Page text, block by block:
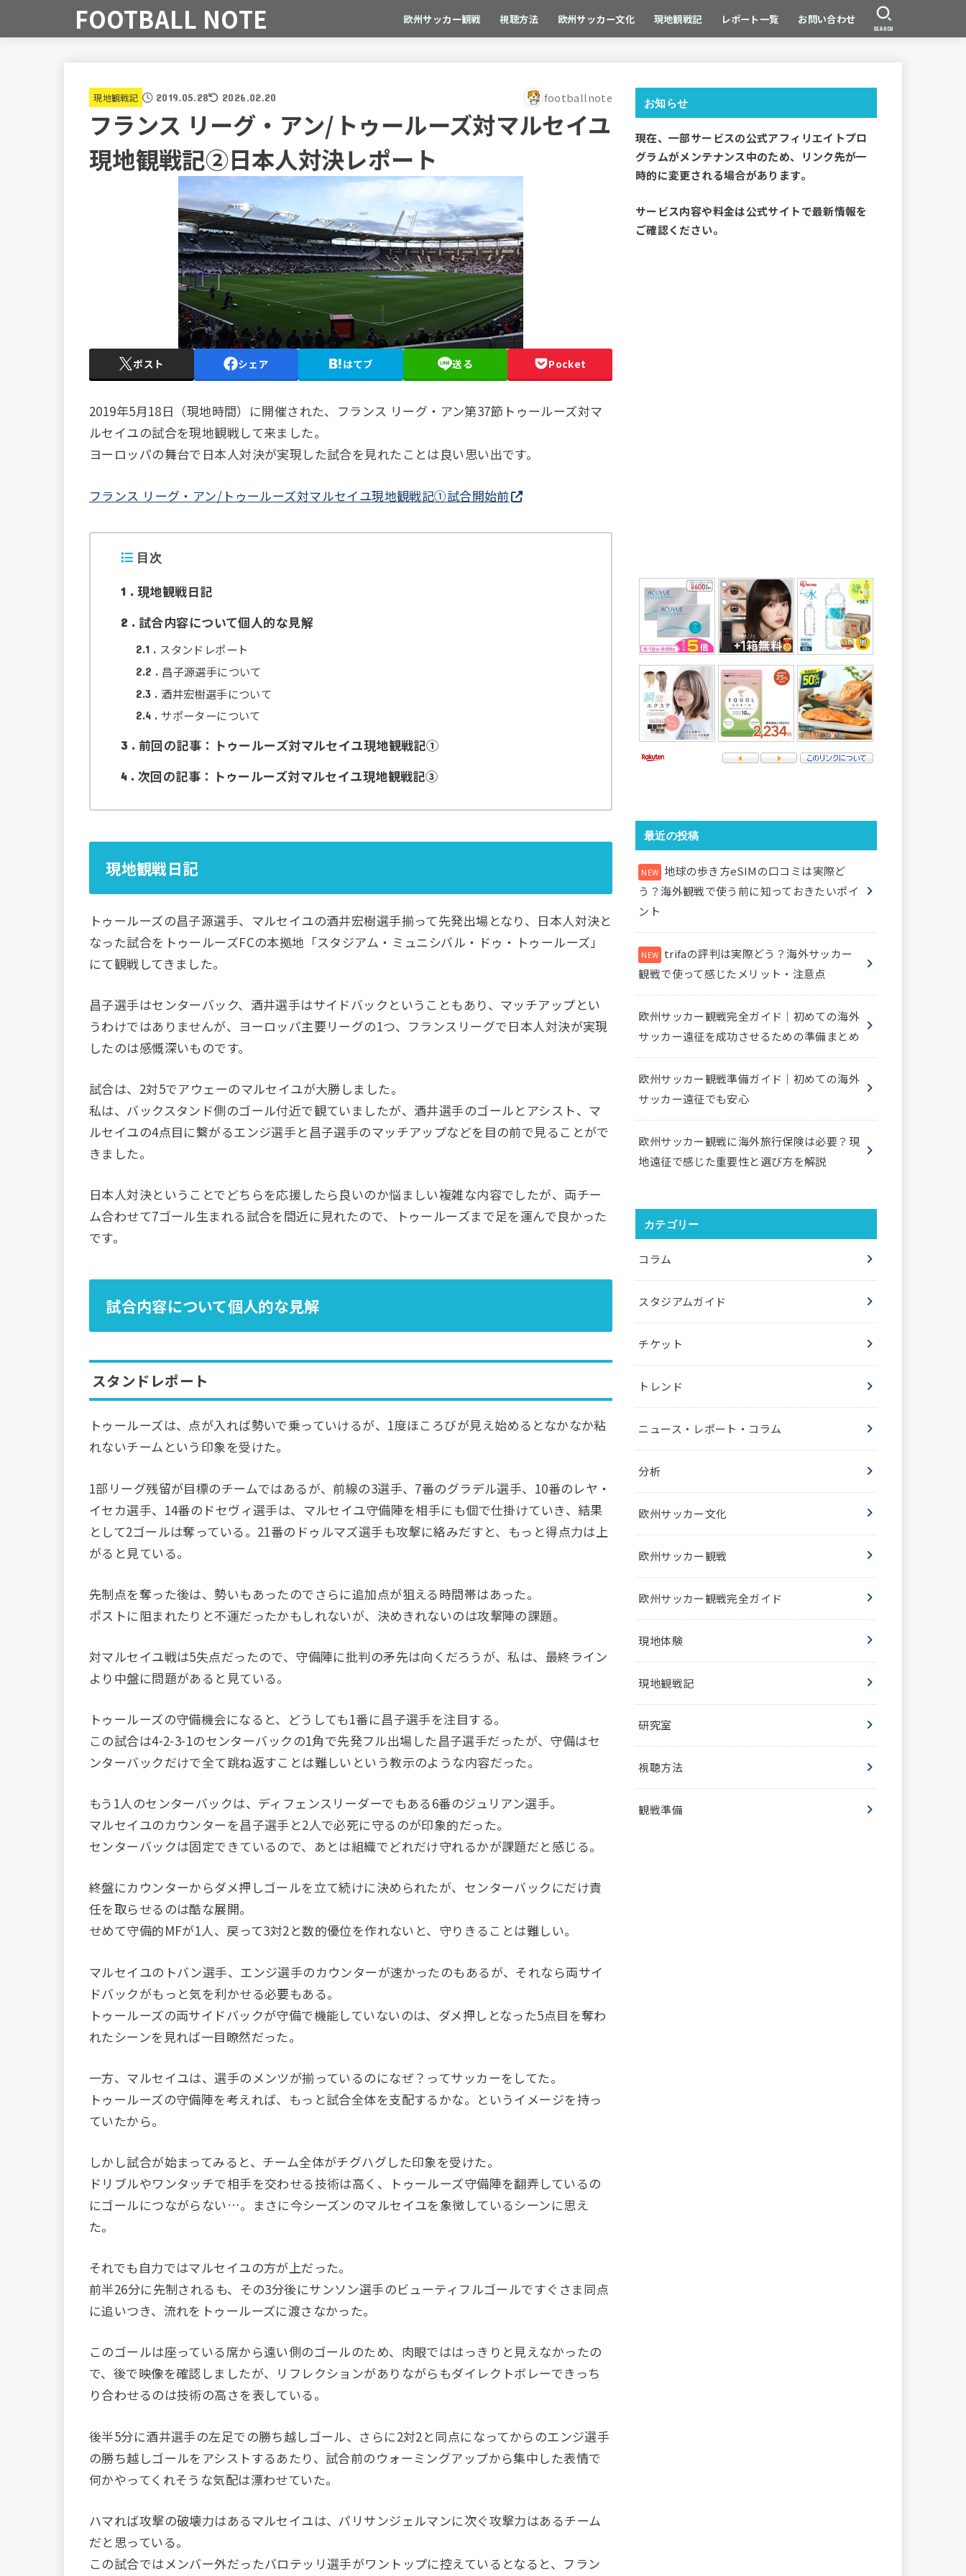
FOOTBALL NOTE 欧州サッカー観戦 視聴方法 欧州サッカー文化 現地観戦記 レポート一覧 お問い合わせ
SEARCH
現地観戦記 2019.05.28 2026.02.20 footballnote
フランス リーグ・アン/トゥールーズ対マルセイユ
現地観戦記②日本人対決レポート
ポスト シェア はてブ 送る Pocket
2019年5月18日（現地時間）に開催された、フランス リーグ・アン第37節トゥールーズ対マ
ルセイユの試合を現地観戦して来ました。
ヨーロッパの舞台で日本人対決が実現した試合を見れたことは良い思い出です。
フランス リーグ・アン/トゥールーズ対マルセイユ現地観戦記①試合開始前
目次
1 現地観戦日記
2 試合内容について個人的な見解
2.1 スタンドレポート
2.2 昌子源選手について
2.3 酒井宏樹選手について
2.4 サポーターについて
3 前回の記事：トゥールーズ対マルセイユ現地観戦記①
4 次回の記事：トゥールーズ対マルセイユ現地観戦記③
現地観戦日記
トゥールーズの昌子源選手、マルセイユの酒井宏樹選手揃って先発出場となり、日本人対決と
なった試合をトゥールーズFCの本拠地「スタジアム・ミュニシバル・ドゥ・トゥールーズ」
にて観戦してきました。
昌子選手はセンターバック、酒井選手はサイドバックということもあり、マッチアップとい
うわけではありませんが、ヨーロッパ主要リーグの1つ、フランスリーグで日本人対決が実現
したのは感慨深いものです。
試合は、2対5でアウェーのマルセイユが大勝しました。
私は、バックスタンド側のゴール付近で観ていましたが、酒井選手のゴールとアシスト、マ
ルセイユの4点目に繋がるエンジ選手と昌子選手のマッチアップなどを目の前で見ることがで
きました。
日本人対決ということでどちらを応援したら良いのか悩ましい複雑な内容でしたが、両チー
ム合わせて7ゴール生まれる試合を間近に見れたので、トゥールーズまで足を運んで良かった
です。
試合内容について個人的な見解
スタンドレポート
トゥールーズは、点が入れば勢いで乗っていけるが、1度ほころびが見え始めるとなかなか粘
れないチームという印象を受けた。
1部リーグ残留が目標のチームではあるが、前線の3選手、7番のグラデル選手、10番のレヤ・
イセカ選手、14番のドセヴィ選手は、マルセイユ守備陣を相手にも個で仕掛けていき、結果
として2ゴールは奪っている。21番のドゥルマズ選手も攻撃に絡みだすと、もっと得点力は上
がると見ている。
先制点を奪った後は、勢いもあったのでさらに追加点が狙える時間帯はあった。
ポストに阻まれたりと不運だったかもしれないが、決めきれないのは攻撃陣の課題。
対マルセイユ戦は5失点だったので、守備陣に批判の矛先は向くだろうが、私は、最終ライン
より中盤に問題があると見ている。
トゥールーズの守備機会になると、どうしても1番に昌子選手を注目する。
この試合は4-2-3-1のセンターバックの1角で先発フル出場した昌子選手だったが、守備はセ
ンターバックだけで全て跳ね返すことは難しいという教示のような内容だった。
もう1人のセンターバックは、ディフェンスリーダーでもある6番のジュリアン選手。
マルセイユのカウンターを昌子選手と2人で必死に守るのが印象的だった。
センターバックは固定できているので、あとは組織でどれだけ守れるかが課題だと感じる。
終盤にカウンターからダメ押しゴールを立て続けに決められたが、センターバックにだけ責
任を取らせるのは酷な展開。
せめて守備的MFが1人、戻って3対2と数的優位を作れないと、守りきることは難しい。
マルセイユのトバン選手、エンジ選手のカウンターが速かったのもあるが、それなら両サイ
ドバックがもっと気を利かせる必要もある。
トゥールーズの両サイドバックが守備で機能していないのは、ダメ押しとなった5点目を奪わ
れたシーンを見れば一目瞭然だった。
一方、マルセイユは、選手のメンツが揃っているのになぜ？ってサッカーをしてた。
トゥールーズの守備陣を考えれば、もっと試合全体を支配するかな。というイメージを持っ
ていたから。
しかし試合が始まってみると、チーム全体がチグハグした印象を受けた。
ドリブルやワンタッチで相手を交わせる技術は高く、トゥールーズ守備陣を翻弄しているの
にゴールにつながらない…。まさに今シーズンのマルセイユを象徴しているシーンに思え
た。
それでも自力ではマルセイユの方が上だった。
前半26分に先制されるも、その3分後にサンソン選手のビューティフルゴールですぐさま同点
に追いつき、流れをトゥールーズに渡さなかった。
このゴールは座っている席から遠い側のゴールのため、肉眼でははっきりと見えなかったの
で、後で映像を確認しましたが、リフレクションがありながらもダイレクトボレーできっち
り合わせるのは技術の高さを表している。
後半5分に酒井選手の左足での勝ち越しゴール、さらに2対2と同点になってからのエンジ選手
の勝ち越しゴールをアシストするあたり、試合前のウォーミングアップから集中した表情で
何かやってくれそうな気配は漂わせていた。
ハマれば攻撃の破壊力はあるマルセイユは、パリサンジェルマンに次ぐ攻撃力はあるチーム
だと思っている。
この試合ではメンバー外だったバロテッリ選手がワントップに控えているとなると、フラン
お知らせ
現在、一部サービスの公式アフィリエイトプロ
グラムがメンテナンス中のため、リンク先が一
時的に変更される場合があります。
サービス内容や料金は公式サイトで最新情報を
ご確認ください。
最近の投稿
地球の歩き方eSIMの口コミは実際ど
う？海外観戦で使う前に知っておきたいポイ
ント
trifaの評判は実際どう？海外サッカー
観戦で使って感じたメリット・注意点
欧州サッカー観戦完全ガイド｜初めての海外
サッカー遠征を成功させるための準備まとめ
欧州サッカー観戦準備ガイド｜初めての海外
サッカー遠征でも安心
欧州サッカー観戦に海外旅行保険は必要？現
地遠征で感じた重要性と選び方を解説
カテゴリー
コラム
スタジアムガイド
チケット
トレンド
ニュース・レポート・コラム
分析
欧州サッカー文化
欧州サッカー観戦
欧州サッカー観戦完全ガイド
現地体験
現地観戦記
研究室
視聴方法
観戦準備